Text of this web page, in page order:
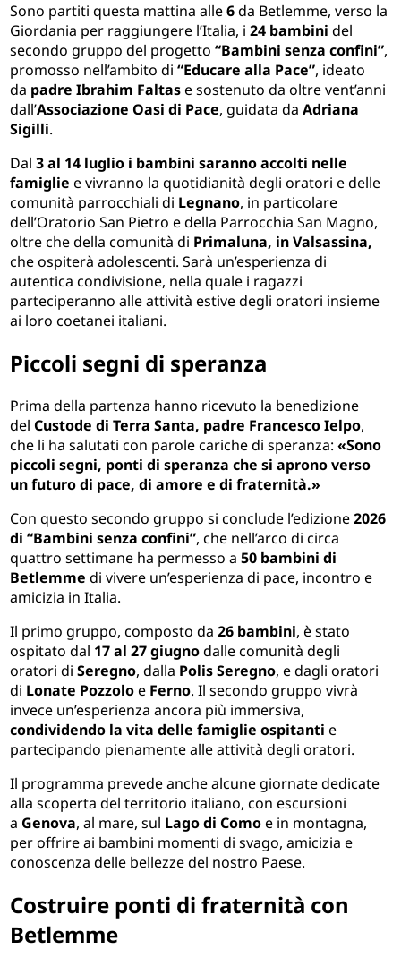
Sono partiti questa mattina alle6da Betlemme, verso la
Giordania per raggiungere l’Italia, i24 bambini del
secondo gruppo del progetto“Bambini senza confini”,
promosso nell’ambito di“Educare alla Pace”, ideato
da padre Ibrahim Faltase sostenuto da oltre vent’anni
dall’Associazione Oasi di Pace, guidata daAdriana
Sigilli.
Dal3 al 14 luglio i bambini saranno accolti nelle
famiglie e vivranno la quotidianità degli oratori e delle
comunità parrocchiali di Legnano, in particolare
dell’Oratorio San Pietro e della Parrocchia San Magno,
oltre che della comunità di Primaluna, in Valsassina,
che ospiterà adolescenti. Sarà un’esperienza di
autentica condivisione, nella quale i ragazzi
parteciperanno alle attività estive degli oratori insieme
ai loro coetanei italiani.
Piccoli segni di speranza
Prima della partenza hanno ricevuto la benedizione
delCustode di Terra Santa, padre Francesco Ielpo,
che li ha salutati con parole cariche di speranza:«Sono
piccoli segni, ponti di speranza che si aprono verso
un futuro di pace, di amore e di fraternità.»
Con questo secondo gruppo si conclude l’edizione2026
di “Bambini senza confini”, che nell’arco di circa
quattro settimane ha permesso a50 bambini di
Betlemme di vivere un’esperienza di pace, incontro e
amicizia in Italia.
Il primo gruppo, composto da26 bambini, è stato
ospitato dal 17 al 27 giugnodalle comunità degli
oratori diSeregno, dalla Polis Seregno, e dagli oratori
di Lonate Pozzoloe Ferno. Il secondo gruppo vivrà
invece un’esperienza ancora più immersiva,
condividendo la vita delle famiglie ospitanti e
partecipando pienamente alle attività degli oratori.
Il programma prevede anche alcune giornate dedicate
alla scoperta del territorio italiano, con escursioni
a Genova, al mare, sul Lago di Comoe in montagna,
per offrire ai bambini momenti di svago, amicizia e
conoscenza delle bellezze del nostro Paese.
Costruire ponti di fraternità con
Betlemme